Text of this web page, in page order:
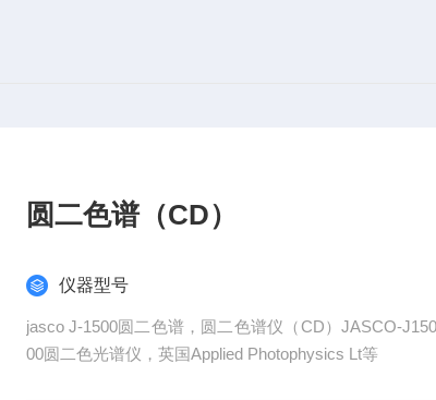
圆二色谱（CD）
仪器型号
jasco J-1500圆二色谱，圆二色谱仪（CD）JASCO-
00圆二色光谱仪，英国Applied Photophysics Lt等